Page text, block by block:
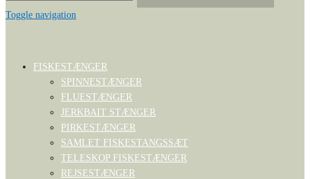
Toggle navigation
FISKESTÆNGER
SPINNESTÆNGER
FLUESTÆNGER
JERKBAIT STÆNGER
PIRKESTÆNGER
SAMLET FISKESTANGSSÆT
TELESKOP FISKESTÆNGER
REJSESTÆNGER